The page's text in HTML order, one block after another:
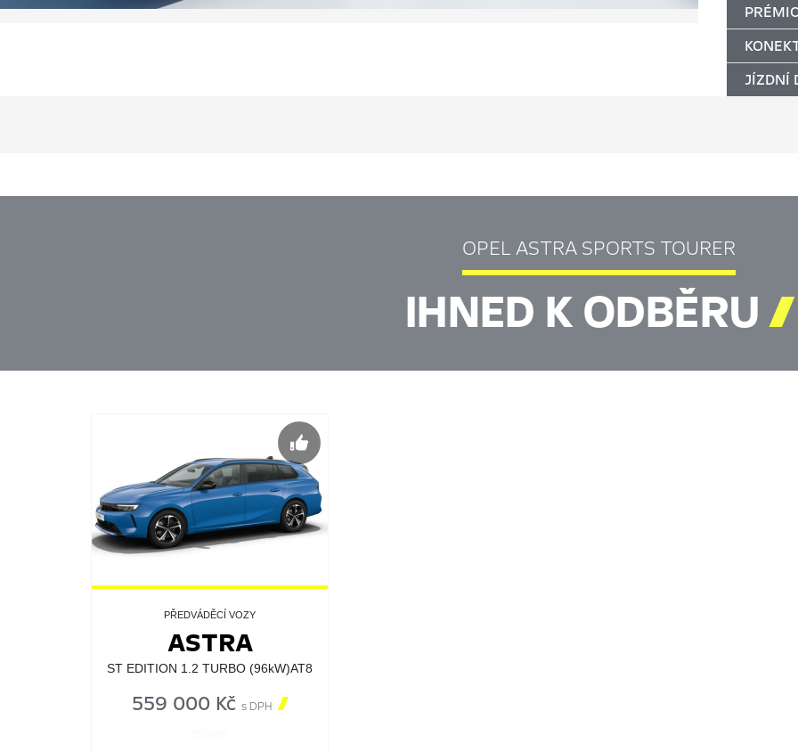
JÍZDNÍ
OPEL ASTRA SPORTS TOURER
IHNED K ODBĚRU
PŘEDVÁDĚCÍ VOZY
ASTRA
ST EDITION 1.2 TURBO (96kW)AT8
559 000 Kč s DPH 